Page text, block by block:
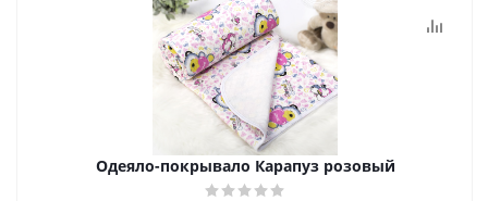
Одеяло-покрывало Карапуз розовый